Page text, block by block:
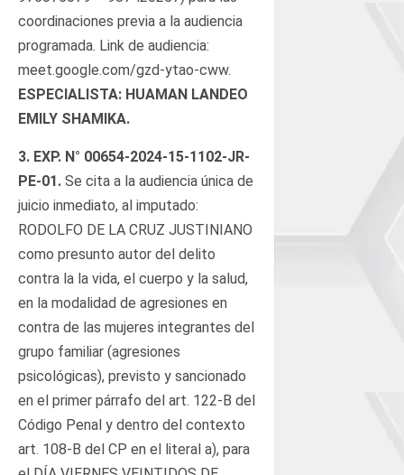
coordinaciones previa a la audiencia
programada. Link de audiencia:
meet.google.com/gzd-ytao-cww.
ESPECIALISTA: HUAMAN LANDEO
EMILY SHAMIKA.
3. EXP. N° 00654-2024-15-1102-JR-
PE-01. Se cita a la audiencia única de
juicio inmediato, al imputado:
RODOLFO DE LA CRUZ JUSTINIANO
como presunto autor del delito
contra la la vida, el cuerpo y la salud,
en la modalidad de agresiones en
contra de las mujeres integrantes del
grupo familiar (agresiones
psicológicas), previsto y sancionado
en el primer párrafo del art. 122-B del
Código Penal y dentro del contexto
art. 108-B del CP en el literal a), para